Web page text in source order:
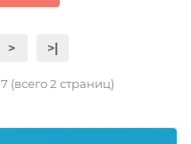
> >|
(всего 2 страниц)